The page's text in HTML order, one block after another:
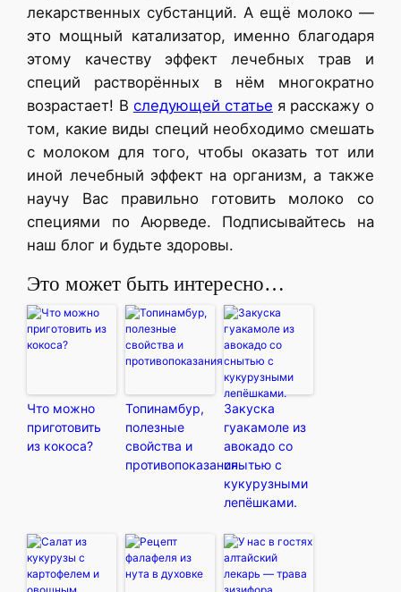
лекарственных субстанций. А ещё молоко —
это мощный катализатор, именно благодаря
этому качеству эффект лечебных трав и
специй растворённых в нём многократно
возрастает! В следующей статье я расскажу о
том, какие виды специй необходимо смешать
с молоком для того, чтобы оказать тот или
иной лечебный эффект на организм, а также
научу Вас правильно готовить молоко со
специями по Аюрведе. Подписывайтесь на
наш блог и будьте здоровы.
Это может быть интересно…
Что можно
приготовить
из кокоса?
Топинамбур,
полезные
свойства и
противопоказания
Закуска
гуакамоле из
авокадо со
снытью с
кукурузными
лепёшками.